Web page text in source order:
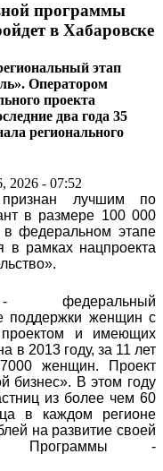
программы
в Хабаровске
этап
Оператором
проекта
два года 35
регионального
2026 - 07:52
признан лучшим по
в размере 100 000
в федеральном этапе
в рамках нацпроекта
- федеральный
поддержки женщин с
и имеющих
в 2013 году, за 11 лет
женщин. Проект
бизнес». В этом году
из более чем 60
в каждом регионе
на развитие своей
Программы -